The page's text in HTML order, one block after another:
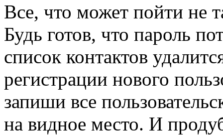
Все, что может пойти не
Будь готов, что пароль
список контактов
регистрации нового
запиши все
на видное место. И